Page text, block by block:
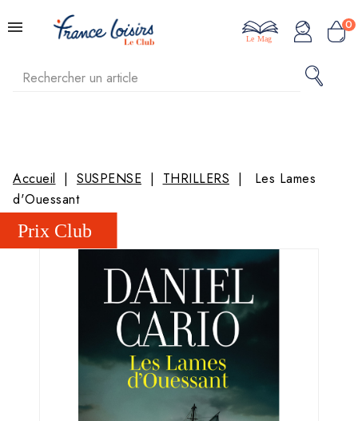
0
Le Mag
Accueil SUSPENSE THRILLERS
Les Lames
d'Ouessant